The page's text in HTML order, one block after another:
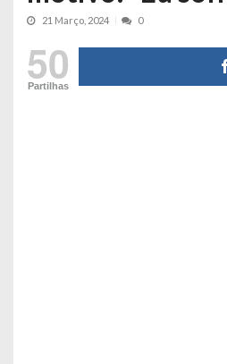
21 Março, 2024 0
50
Partilhas